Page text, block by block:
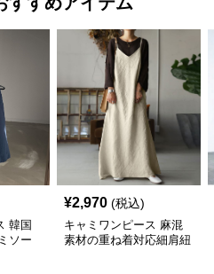
韓国
ソー
¥2,970 (税込)
キャミワンピース 麻混
素材の重ね着対応細肩紐